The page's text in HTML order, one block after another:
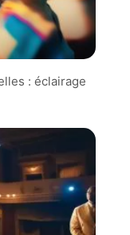
: éclairage